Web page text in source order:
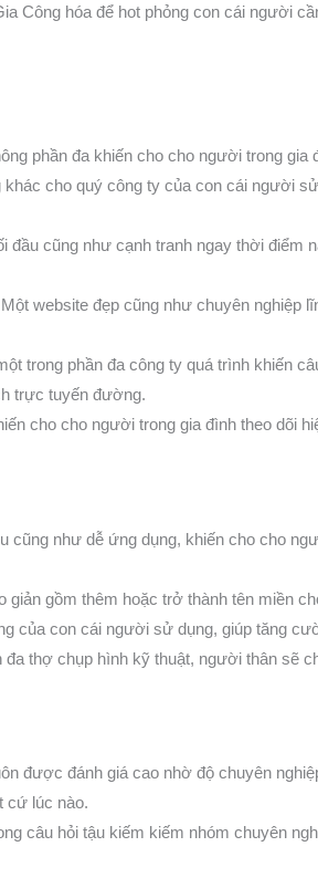
Công hóa để hot phỏng con cái người
phần đa khiến cho cho người trong
cho quý công ty của con cái người
cũng như cạnh tranh ngay thời điểm
website đẹp cũng như chuyên nghiệp
trong phần đa công ty quá trình khiến
trực tuyến đường.
cho cho người trong gia đình theo dõi
như dễ ứng dụng, khiến cho cho
gồm thêm hoặc trở thành tên miền
của con cái người sử dụng, giúp tăng
thợ chụp hình kỹ thuật, người thân sẽ
được đánh giá cao nhờ độ chuyên
cứ lúc nào.
câu hỏi tậu kiếm kiếm nhóm chuyên